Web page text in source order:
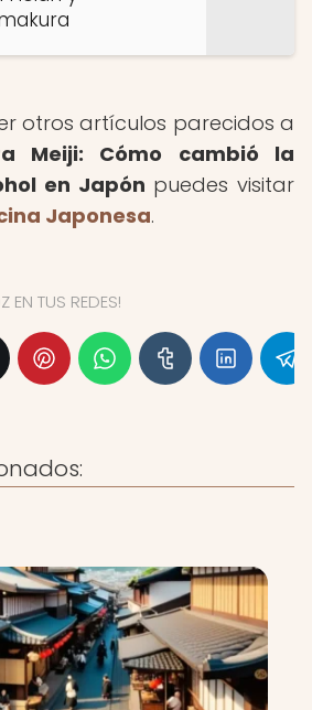
otros artículos parecidos a
Meiji: Cómo cambió la
en Japón puedes visitar
Japonesa.
EN TUS REDES!